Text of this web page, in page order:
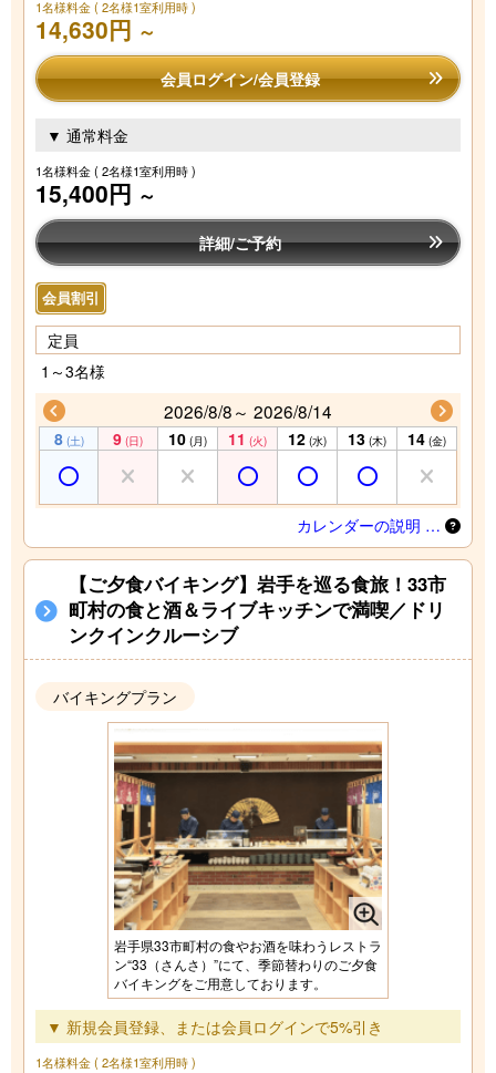
1名様料金( 2名様1室利用時 )
14,630円 ～
会員ログイン/会員登録
▼ 通常料金
1名様料金( 2名様1室利用時 )
15,400円 ～
詳細/ご予約
会員割引
定員
1～3名様
2026/8/8～ 2026/8/14
8 (土) 9 (日) 10 (月) 11 (火) 12 (水) 13 (木) 14 (金)
カレンダーの説明 …
【ご夕食バイキング】岩手を巡る食旅！33市
町村の食と酒＆ライブキッチンで満喫／ドリ
ンクインクルーシブ
バイキングプラン
岩手県33市町村の食やお酒を味わうレストラ
ン“33（さんさ）”にて、季節替わりのご夕食
バイキングをご用意しております。
▼ 新規会員登録、または会員ログインで5%引き
1名様料金( 2名様1室利用時 )